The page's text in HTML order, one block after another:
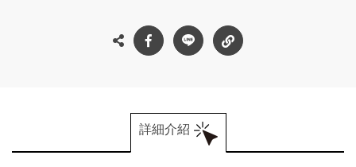
詳細介紹